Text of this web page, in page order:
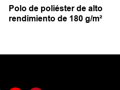
Polo de poliéster de alto
rendimiento de 180 g/m²